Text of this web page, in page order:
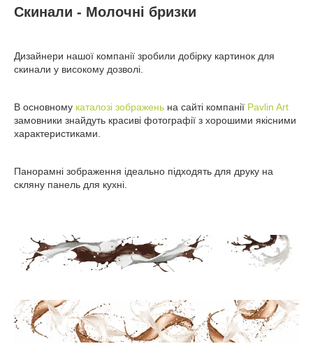
Скинали - Молочні бризки
Дизайнери нашої компанії зробили добірку картинок для
скинали у високому дозволі.
В основному каталозі зображень на сайті компанії Pavlin Art
замовники знайдуть красиві фотографії з хорошими якісними
характеристиками.
Панорамні зображення ідеально підходять для друку на
скляну панель для кухні.